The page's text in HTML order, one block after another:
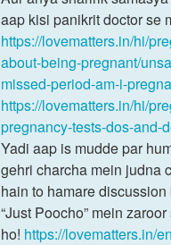
ki
hun…
by
Kavitaawasthi
aap kisi panikrit doctor se
https://lovematters.in/hi/
about-being-pregnant/
missed-period-am-i-
https://lovematters.in/hi/
pregnancy-tests-dos-and-
Yadi aap is mudde par
gehri charcha mein judna
hain to hamare discussion
“Just Poocho” mein
ho! https://lovematters.in/